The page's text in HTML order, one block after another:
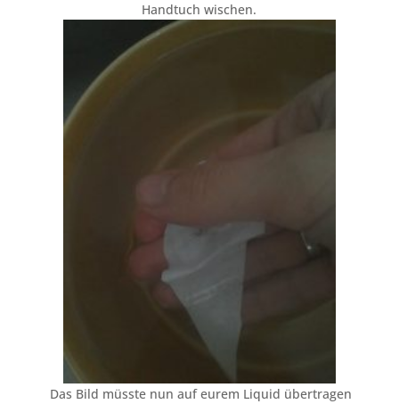
Handtuch wischen.
Das Bild müsste nun auf eurem Liquid übertragen